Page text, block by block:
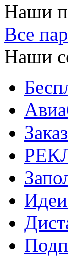
Наши
Все
Наши